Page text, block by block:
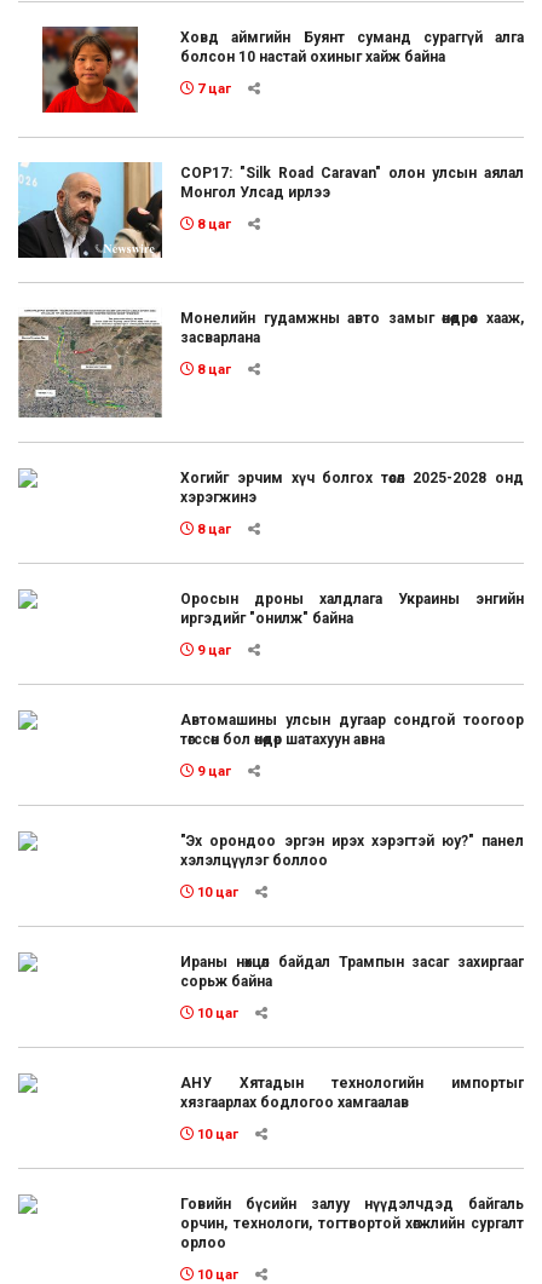
Ховд аймгийн Буянт суманд сураггүй алга
болсон 10 настай охиныг хайж байна
7 цаг
COP17: "Silk Road Caravan" олон улсын аялал
Монгол Улсад ирлээ
8 цаг
Монелийн гудамжны авто замыг өнөөдрөөс хааж,
засварлана
8 цаг
Хогийг эрчим хүч болгох төсөл 2025-2028 онд
хэрэгжинэ
8 цаг
Оросын дроны халдлага Украины энгийн
иргэдийг "онилж" байна
9 цаг
Автомашины улсын дугаар сондгой тоогоор
төгссөн бол өнөөдөр шатахуун авна
9 цаг
"Эх орондоо эргэн ирэх хэрэгтэй юу?" панел
хэлэлцүүлэг боллоо
10 цаг
Ираны нөхцөл байдал Трампын засаг захиргааг
сорьж байна
10 цаг
АНУ Хятадын технологийн импортыг
хязгаарлах бодлогоо хамгаалав
10 цаг
Говийн бүсийн залуу нүүдэлчдэд байгаль
орчин, технологи, тогтвортой хөгжлийн сургалт
орлоо
10 цаг